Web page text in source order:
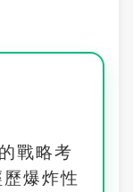
戰略考
爆炸性